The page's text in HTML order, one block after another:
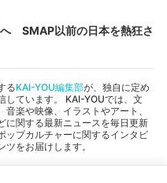
SMAP以前の日本を熱狂さ
るKAI-YOU編集部が、独自に定め
しています。 KAI-YOUでは、文
楽や映像、イラストやアート、
に関する最新ニュースを毎日更新
ップカルチャーに関するインタビ
をお届けします。